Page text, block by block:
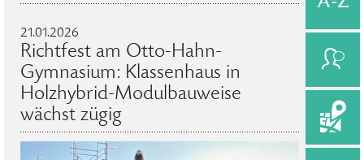
21.01.2026
Richtfest am Otto-Hahn-
Gymnasium: Klassenhaus in
Holzhybrid-Modulbauweise
wächst zügig